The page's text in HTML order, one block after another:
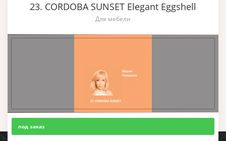
23. CORDOBA SUNSET Elegant Eggshell
Для мебели
под заказ